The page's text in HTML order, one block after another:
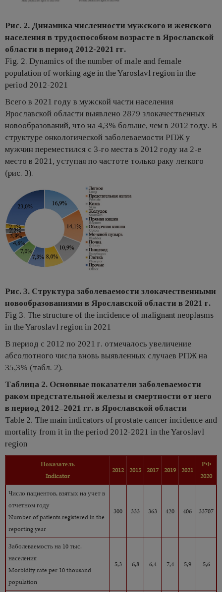
Рис. 2. Динамика численности мужского и женского
населения в трудоспособном возрасте в Ярославской
области в период 2012-2021 гг.
Fig. 2. Dynamics of the number of male and female
population of working age in the Yaroslavl region in the
period 2012-2021
Всего в 2021 году в мужской части населения
Ярославской области выявлено 2879 злокачественных
новообразований, что на 4,3% больше, чем в 2012 году. В
структуре онкологической заболеваемости РПЖ у
мужчин переместился с 3-го места в 2012 году на 2-е
место в 2021, уступая по частоте только раку легкого
(рис. 3).
Рис. 3. Структура заболеваемости злокачественными
новообразованиями в Ярославской области в 2021 г.
Fig 3. The structure of the incidence of malignant neoplasms
in the Yaroslavl region in 2021
В период с 2012 по 2021 г. отмечалось увеличение
абсолютного числа вновь выявленных случаев РПЖ на
35,3% (табл. 2).
Таблица 2. Основные показатели заболеваемости
раком предстательной железы и смертности от него
в период 2012–2021 гг. в Ярославской области
Table 2. The main indicators of prostate cancer incidence and
mortality from it in the period 2012-2021 in the Yaroslavl
region
Показатель
Indicator
2012 2015 2017 2019 2021
РФ
2020
Число пациентов, взятых на учет в
отчетном году
Number of patients registered in the
reporting year
300 333 363 420 406 33707
Заболеваемость на 10 тыс.
населения
Morbidity rate per 10 thousand
population
5,3 6,8 6,4 7,4 5,9 5,6